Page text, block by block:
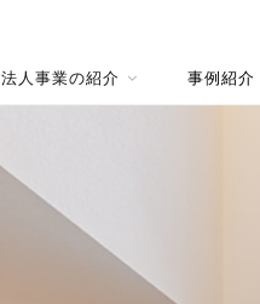
法人事業の紹介 事例紹介